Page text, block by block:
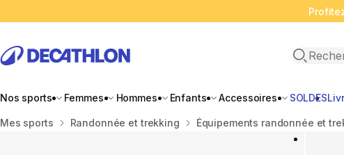
Open
Nos sports Femmes Hommes Enfants Accessoires SOLDES
Accueil
Mes sports Randonnée et trekking Équipements randonnée et